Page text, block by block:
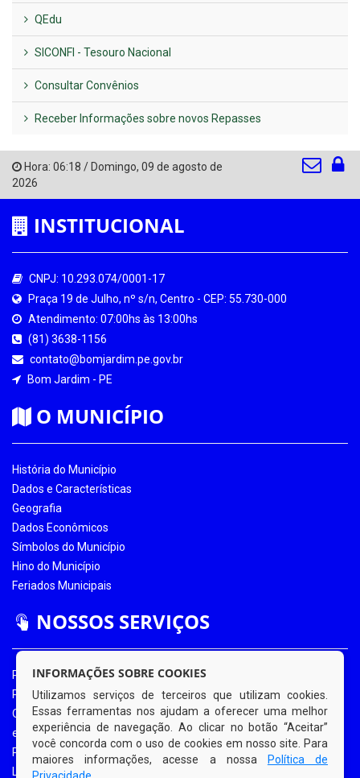
QEdu
SICONFI - Tesouro Nacional
Consultar Convênios
Receber Informações sobre novos Repasses
Hora: 06:18 / Domingo, 09 de agosto de
2026
INSTITUCIONAL
CNPJ: 10.293.074/0001-17
Praça 19 de Julho, nº s/n, Centro - CEP: 55.730-000
Atendimento: 07:00hs às 13:00hs
(81) 3638-1156
contato@bomjardim.pe.gov.br
Bom Jardim - PE
O MUNICÍPIO
História do Município
Dados e Características
Geografia
Dados Econômicos
Símbolos do Município
Hino do Município
Feriados Municipais
NOSSOS SERVIÇOS
Portal da Transparência
Portal da Transparência COVID-19
Ouvidoria Eletrônica
e-SIC
Processos de Licitação
Licitações em Andamento
INFORMAÇÕES SOBRE COOKIES
Utilizamos serviços de terceiros que utilizam cookies.
Essas ferramentas nos ajudam a oferecer uma melhor
experiência de navegação. Ao clicar no botão “Aceitar”
você concorda com o uso de cookies em nosso site. Para
maiores informações, acesse a nossa
Política de